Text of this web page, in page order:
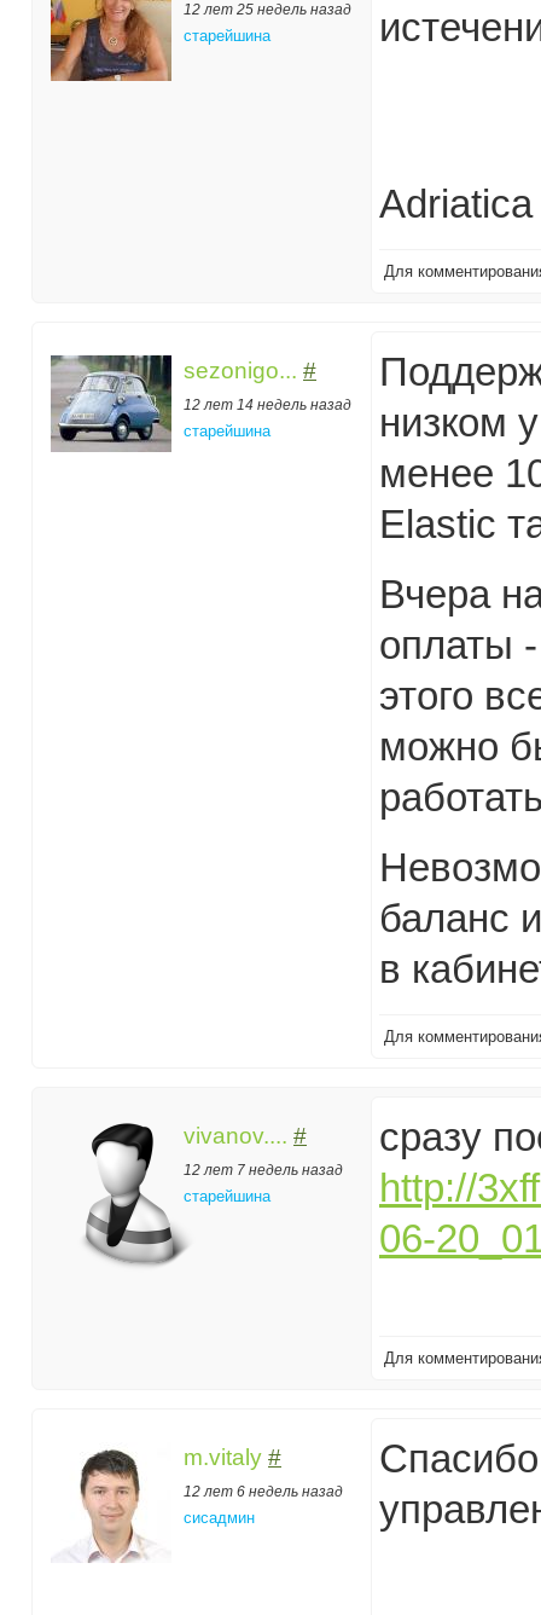
12 лет 25 недель назад
старейшина
Для
sezonigo... #
12 лет 14 недель назад
старейшина
низком
менее
Elastic
Вчера
оплаты
этого
можно
баланс
в
Для
vivanov.... #
12 лет 7 недель назад
старейшина
сразу
http://
06-
Для
m.vitaly #
12 лет 6 недель назад
сисадмин